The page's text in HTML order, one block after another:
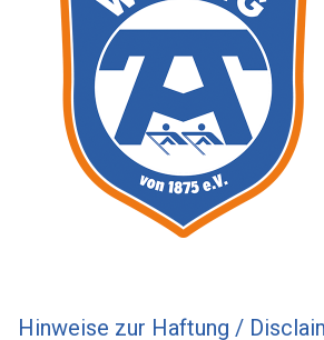
Hinweise zur Haftung /